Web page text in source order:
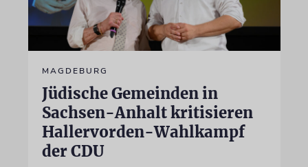
MAGDEBURG
Jüdische Gemeinden in
Sachsen-Anhalt kritisieren
Hallervorden-Wahlkampf
der CDU